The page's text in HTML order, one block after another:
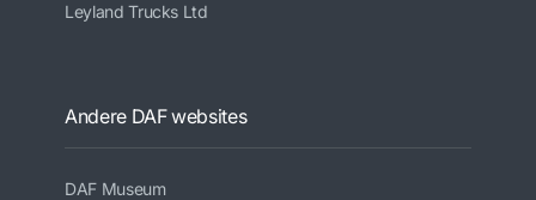
Leyland Trucks Ltd
Andere DAF websites
DAF Museum